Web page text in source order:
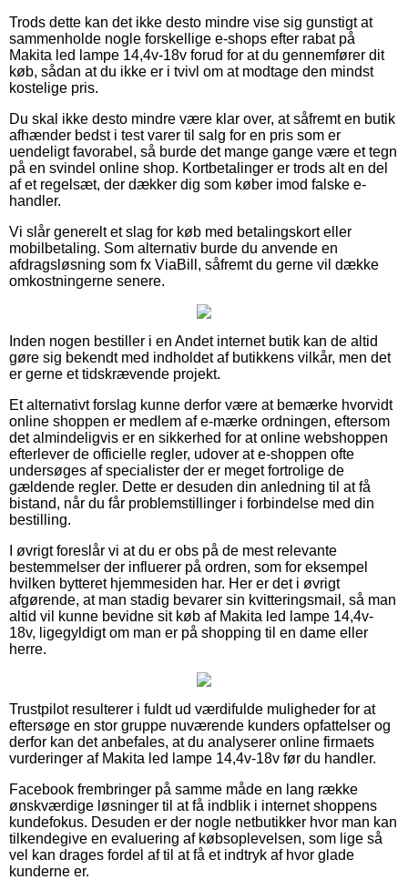
Trods dette kan det ikke desto mindre vise sig gunstigt at
sammenholde nogle forskellige e-shops efter rabat på
Makita led lampe 14,4v-18v forud for at du gennemfører dit
køb, sådan at du ikke er i tvivl om at modtage den mindst
kostelige pris.
Du skal ikke desto mindre være klar over, at såfremt en butik
afhænder bedst i test varer til salg for en pris som er
uendeligt favorabel, så burde det mange gange være et tegn
på en svindel online shop. Kortbetalinger er trods alt en del
af et regelsæt, der dækker dig som køber imod falske e-
handler.
Vi slår generelt et slag for køb med betalingskort eller
mobilbetaling. Som alternativ burde du anvende en
afdragsløsning som fx ViaBill, såfremt du gerne vil dække
omkostningerne senere.
Inden nogen bestiller i en Andet internet butik kan de altid
gøre sig bekendt med indholdet af butikkens vilkår, men det
er gerne et tidskrævende projekt.
Et alternativt forslag kunne derfor være at bemærke hvorvidt
online shoppen er medlem af e-mærke ordningen, eftersom
det almindeligvis er en sikkerhed for at online webshoppen
efterlever de officielle regler, udover at e-shoppen ofte
undersøges af specialister der er meget fortrolige de
gældende regler. Dette er desuden din anledning til at få
bistand, når du får problemstillinger i forbindelse med din
bestilling.
I øvrigt foreslår vi at du er obs på de mest relevante
bestemmelser der influerer på ordren, som for eksempel
hvilken bytteret hjemmesiden har. Her er det i øvrigt
afgørende, at man stadig bevarer sin kvitteringsmail, så man
altid vil kunne bevidne sit køb af Makita led lampe 14,4v-
18v, ligegyldigt om man er på shopping til en dame eller
herre.
Trustpilot resulterer i fuldt ud værdifulde muligheder for at
eftersøge en stor gruppe nuværende kunders opfattelser og
derfor kan det anbefales, at du analyserer online firmaets
vurderinger af Makita led lampe 14,4v-18v før du handler.
Facebook frembringer på samme måde en lang række
ønskværdige løsninger til at få indblik i internet shoppens
kundefokus. Desuden er der nogle netbutikker hvor man kan
tilkendegive en evaluering af købsoplevelsen, som lige så
vel kan drages fordel af til at få et indtryk af hvor glade
kunderne er.